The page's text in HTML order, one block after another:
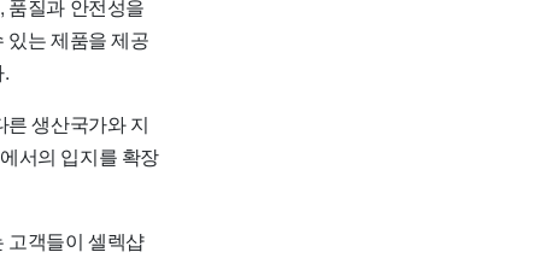
품질과 안전성을
있는 제품을 제공
생산국가와 지
서의 입지를 확장
고객들이 셀렉샵